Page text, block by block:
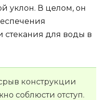
уклон. В целом, он
стекания для воды в
конструкции
соблюсти отступ.